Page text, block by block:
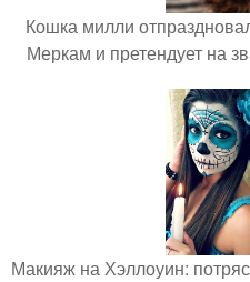
Кошка милли
Меркам и претендует на
Макияж на Хэллоуин: